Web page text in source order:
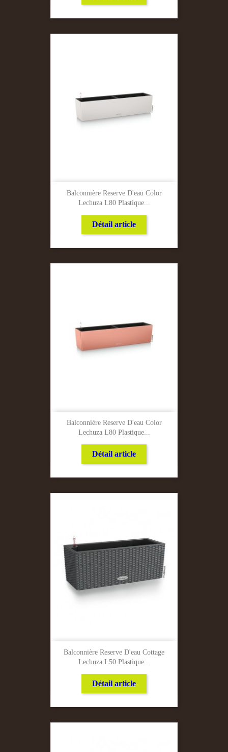
Balconnière Reserve D'eau Color
Lechuza L80 Plastique...
Détail article
Balconnière Reserve D'eau Color
Lechuza L80 Plastique...
Détail article
Balconnière Reserve D'eau Cottage
Lechuza L50 Plastique...
Détail article